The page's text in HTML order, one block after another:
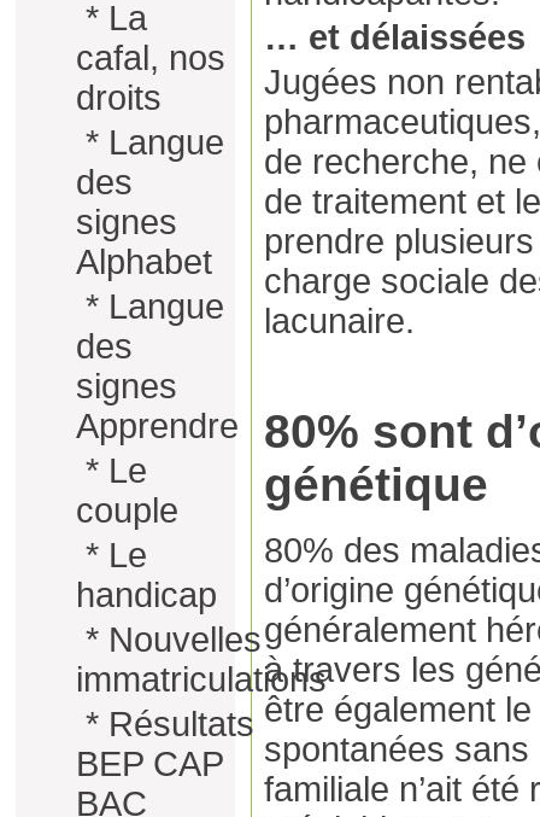
* La
cafal, nos
droits
* Langue
des
signes
Alphabet
* Langue
des
signes
Apprendre
* Le
couple
* Le
handicap
* Nouvelles
immatriculations
* Résultats
BEP CAP
BAC
… et délaissées
Jugées non
de recherche,
de traitement et
prendre
charge sociale
lacunaire.
80% sont
génétique
80% des
d’origine
généralement
à travers les
être également
spontanées sans
familiale n’ait été